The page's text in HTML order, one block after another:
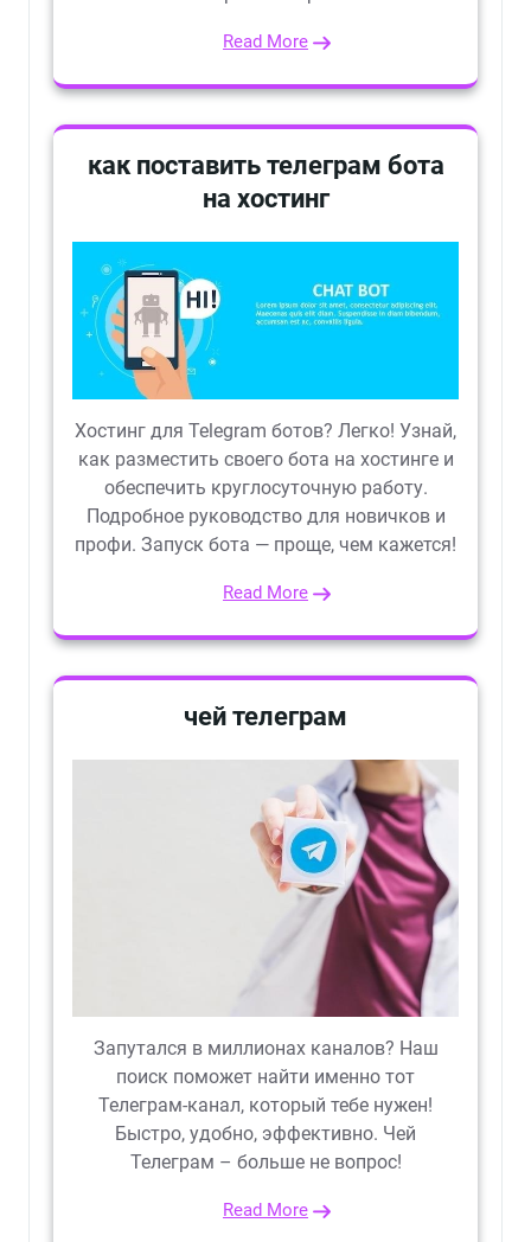
Read More
как поставить телеграм бота
на хостинг
Хостинг для Telegram ботов? Легко! Узнай,
как разместить своего бота на хостинге и
обеспечить круглосуточную работу.
Подробное руководство для новичков и
профи. Запуск бота — проще, чем кажется!
Read More
чей телеграм
Запутался в миллионах каналов? Наш
поиск поможет найти именно тот
Телеграм-канал, который тебе нужен!
Быстро, удобно, эффективно. Чей
Телеграм – больше не вопрос!
Read More